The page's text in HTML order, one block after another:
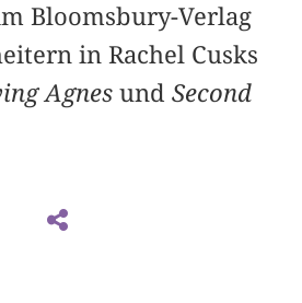
Bloomsbury-Verlag
in Rachel Cusks
Agnes undSecond